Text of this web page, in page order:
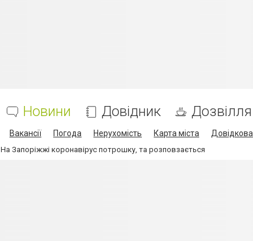
Новини Довідник Дозвілля
Вакансії Погода Нерухомість Карта міста Довідкова
На Запоріжжі коронавірус потрошку, та розповзається